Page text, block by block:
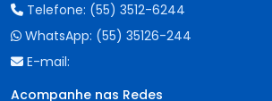
Telefone: (55) 3512-6244
WhatsApp: (55) 35126-244
E-mail:
Acompanhe nas Redes